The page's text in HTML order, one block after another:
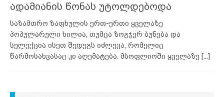
ადამიანის წონას უტოლდებოდა
საზამთრო ზაფხულის ერთ-ერთი ყველაზე
პოპულარული ხილია, თუმცა ზოგჯერ ბუნება და
სელექცია ისეთ შედეგს იძლევა, რომელიც
წარმოსახვასაც კი აღემატება. მსოფლიოში ყველაზე [...]